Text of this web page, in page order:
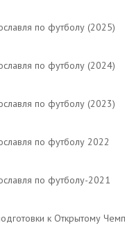
по футболу (2025)
по футболу (2024)
по футболу (2023)
по футболу 2022
по футболу-2021
к Открытому